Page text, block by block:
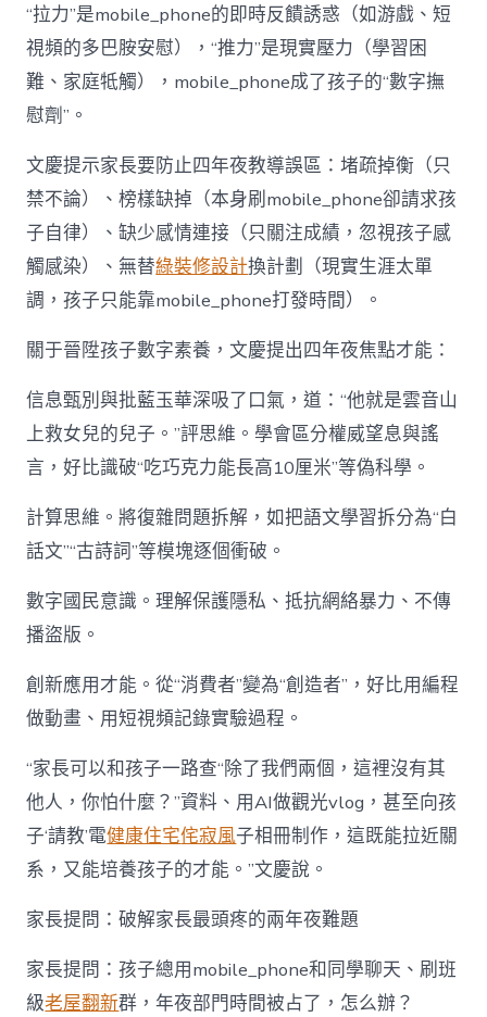
“拉力”是mobile_phone的即時反饋誘惑（如游戲、短
視頻的多巴胺安慰），“推力”是現實壓力（學習困
難、家庭牴觸），mobile_phone成了孩子的“數字撫
慰劑”。
文慶提示家長要防止四年夜教導誤區：堵疏掉衡（只
禁不論）、榜樣缺掉（本身刷mobile_phone卻請求孩
子自律）、缺少感情連接（只關注成績，忽視孩子感
觸感染）、無替綠裝修設計換計劃（現實生涯太單
調，孩子只能靠mobile_phone打發時間）。
關于晉陞孩子數字素養，文慶提出四年夜焦點才能：
信息甄別與批藍玉華深吸了口氣，道：“他就是雲音山
上救女兒的兒子。”評思維。學會區分權威望息與謠
言，好比識破“吃巧克力能長高10厘米”等偽科學。
計算思維。將復雜問題拆解，如把語文學習拆分為“白
話文”“古詩詞”等模塊逐個衝破。
數字國民意識。理解保護隱私、抵抗網絡暴力、不傳
播盜版。
創新應用才能。從“消費者”變為“創造者”，好比用編程
做動畫、用短視頻記錄實驗過程。
“家長可以和孩子一路查“除了我們兩個，這裡沒有其
他人，你怕什麼？”資料、用AI做觀光vlog，甚至向孩
子‘請教’電健康住宅侘寂風子相冊制作，這既能拉近關
系，又能培養孩子的才能。”文慶說。
家長提問：破解家長最頭疼的兩年夜難題
家長提問：孩子總用mobile_phone和同學聊天、刷班
級老屋翻新群，年夜部門時間被占了，怎么辦？